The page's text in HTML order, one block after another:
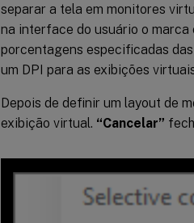
separar a tela em monitores
na interface do usuário o marca
porcentagens especificadas
um DPI para as exibições
Depois de definir um layout de
exibição virtual. “Cancelar”